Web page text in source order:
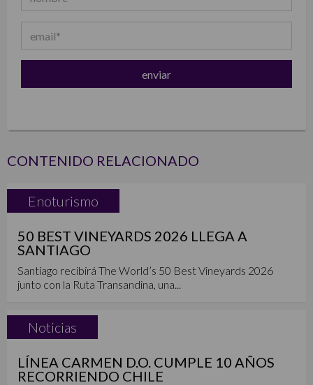
CONTENIDO RELACIONADO
Enoturismo
50 BEST VINEYARDS 2026 LLEGA A
SANTIAGO
Santiago recibirá The World’s 50 Best Vineyards 2026
junto con la Ruta Transandina, una...
Noticias
LÍNEA CARMEN D.O. CUMPLE 10 AÑOS
RECORRIENDO CHILE